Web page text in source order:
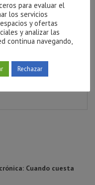
Cuando cuesta
para evaluar el
los servicios
y ofertas
y analizar las
continua navegando,
Rechazar